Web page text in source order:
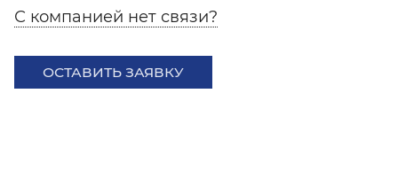
С компанией нет связи?
ОСТАВИТЬ ЗАЯВКУ